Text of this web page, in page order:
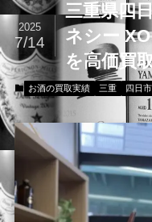
三重県四
ネシー
を高価買
2025
7/14
お酒の買取実績 三重 四日